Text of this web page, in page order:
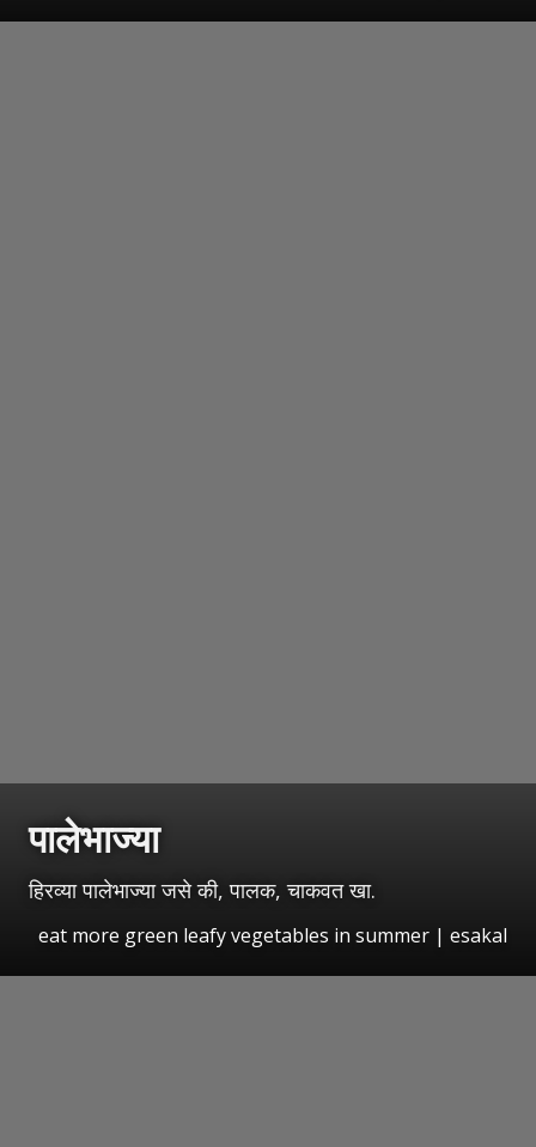
पालेभाज्या
हिरव्या पालेभाज्या जसे की, पालक, चाकवत खा.
eat more green leafy vegetables in summer | esakal